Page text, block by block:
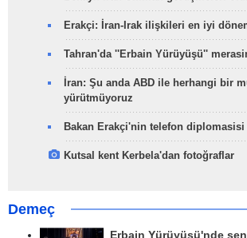
Erakçi: İran-Irak ilişkileri en iyi
Tahran'da ''Erbain Yürüyüşü''
İran: Şu anda ABD ile herhangi bir
yürütmüyoruz
Bakan Erakçi'nin telefon
Kutsal kent Kerbela'dan fotoğraflar
Demeç
Erbain Yürüyüşü'nde